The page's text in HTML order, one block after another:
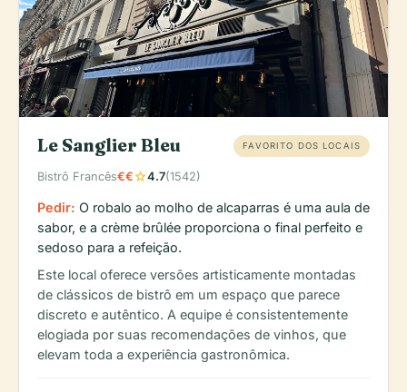
Le Sanglier Bleu FAVORITO DOS LOCAIS
Bistrô Francês€€star4.7(1542)
Pedir: O robalo ao molho de alcaparras é uma aula de
sabor, e a crème brûlée proporciona o final perfeito e
sedoso para a refeição.
Este local oferece versões artisticamente montadas
de clássicos de bistrô em um espaço que parece
discreto e autêntico. A equipe é consistentemente
elogiada por suas recomendações de vinhos, que
elevam toda a experiência gastronômica.